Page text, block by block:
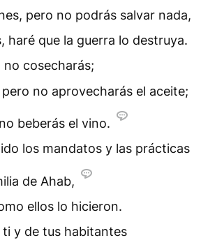
pero no podrás salvar nada,
haré que la guerra lo destruya.
no cosecharás;
no aprovecharás el aceite;
beberás el vino.
los mandatos y las prácticas
de Ahab,
ellos lo hicieron.
y de tus habitantes